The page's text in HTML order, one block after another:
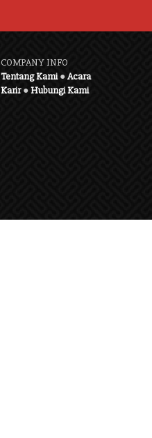
COMPANY INFO
Tentang Kami●Acara
Karir●Hubungi Kami